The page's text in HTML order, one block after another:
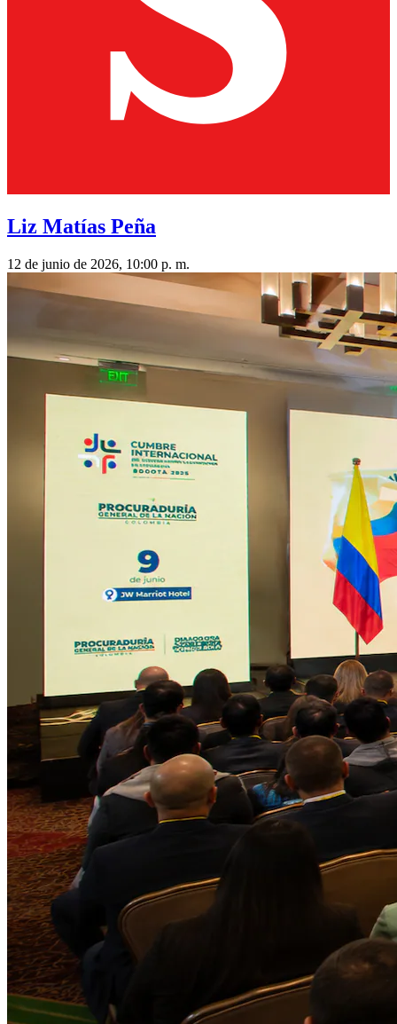
Liz Matías Peña
12 de junio de 2026, 10:00 p. m.